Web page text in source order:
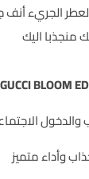
الجريء
منجذبا اليك
وأداء متميز